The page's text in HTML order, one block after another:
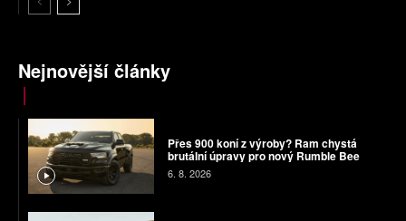
Nejnovější články
Přes 900 koní z výroby? Ram chystá
brutální úpravy pro nový Rumble Bee
6. 8. 2026